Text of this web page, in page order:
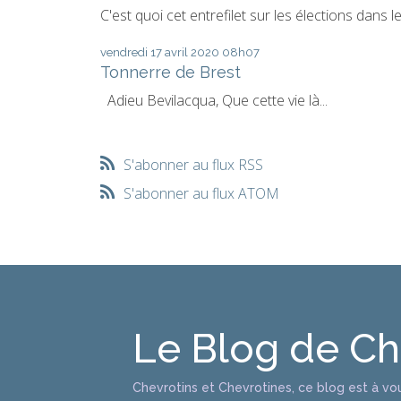
C'est quoi cet entrefilet sur les élections dans
vendredi 17 avril 2020 08h07
Tonnerre de Brest
Adieu Bevilacqua, Que cette vie là...
S'abonner au flux RSS
S'abonner au flux ATOM
Le Blog de
Chevrotins et Chevrotines, ce blog est à